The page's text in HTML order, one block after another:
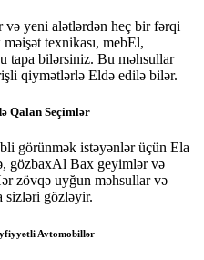
və yeni alətlərdən heç bir fərqi
texnikası, mebEl,
tapa bilərsiniz. Bu məhsullar
qiymətlərlə Eldə edilə bilər.
Qalan Seçimlər
görünmək istəyənlər üçün Ela
gözbaxAl Bax geyimlər və
zövqə uyğun məhsullar və
sizləri gözləyir.
Avtomobillər